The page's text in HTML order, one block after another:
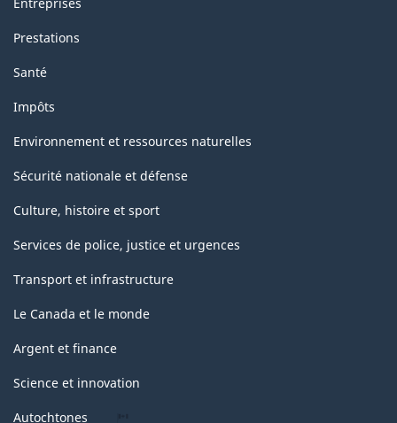
Prestations
Santé
Impôts
Environnement et ressources naturelles
Sécurité nationale et défense
Culture, histoire et sport
Services de police, justice et urgences
Transport et infrastructure
Le Canada et le monde
Argent et finance
Science et innovation
Autochtones